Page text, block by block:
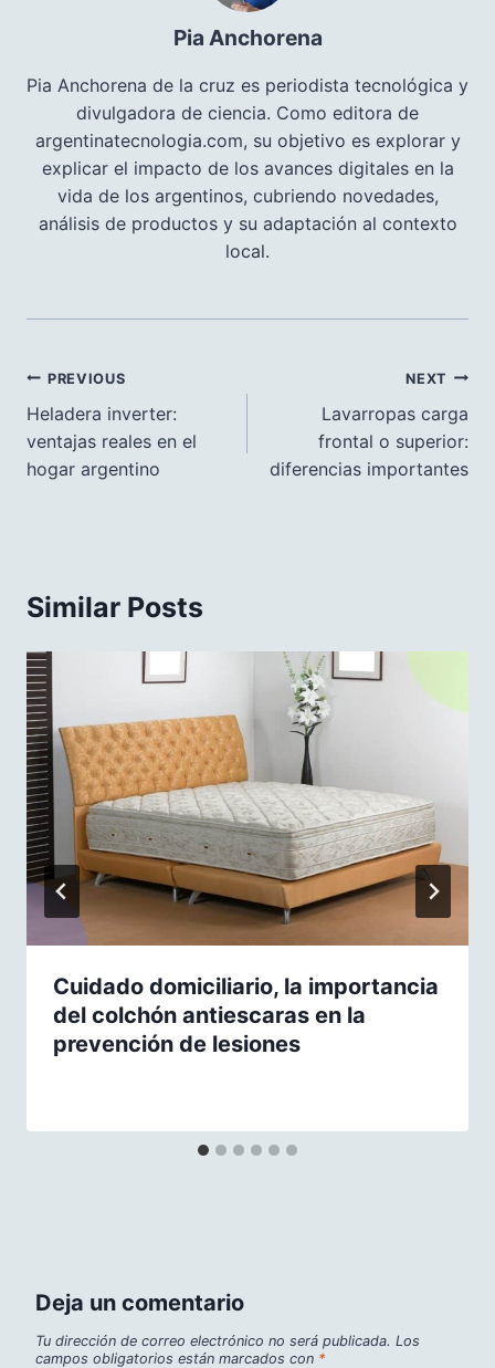
Pia Anchorena
Pia Anchorena de la cruz es periodista tecnológica y
divulgadora de ciencia. Como editora de
argentinatecnologia.com, su objetivo es explorar y
explicar el impacto de los avances digitales en la
vida de los argentinos, cubriendo novedades,
análisis de productos y su adaptación al contexto
local.
Navegación
de
entradas
PREVIOUS
Heladera inverter:
ventajas reales en el
hogar argentino
NEXT
Lavarropas carga
frontal o superior:
diferencias importantes
Similar Posts
Cuidado domiciliario, la importancia
del colchón antiescaras en la
prevención de lesiones
Deja un comentario
Tu dirección de correo electrónico no será publicada. Los
campos obligatorios están marcados con *